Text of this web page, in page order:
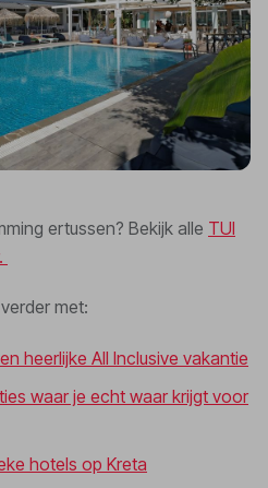
ertussen? Bekijk alle TUI
met:
heerlijke All Inclusive vakantie
waar je echt waar krijgt voor
hotels op Kreta